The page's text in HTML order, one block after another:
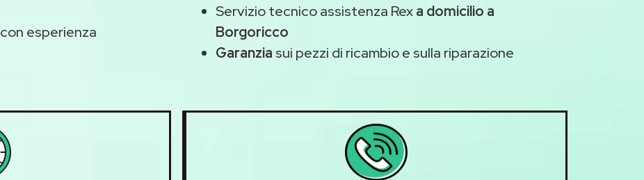
con esperienza
Servizio tecnico assistenza Rexa domicilio a
Borgoricco
Garanzia sui pezzi di ricambio e sulla riparazione